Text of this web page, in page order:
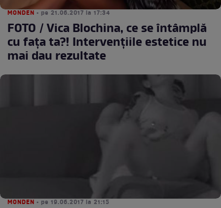
MONDEN • pe 21.06.2017 la 17:34
FOTO / Vica Blochina, ce se întâmplă
cu fața ta?! Intervențiile estetice nu
mai dau rezultate
MONDEN • pe 19.06.2017 la 21:15